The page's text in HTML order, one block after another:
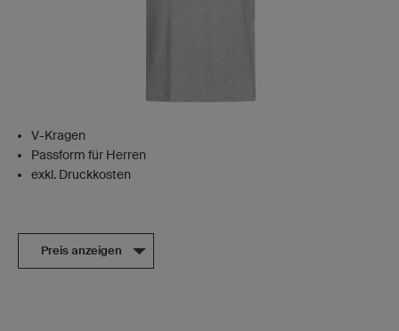
V-Kragen
Passform für Herren
exkl. Druckkosten
Preis anzeigen